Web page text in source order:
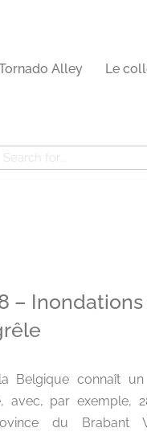
Alley Le
–
Belgique connaît
avec, par exemple,
du Brabant